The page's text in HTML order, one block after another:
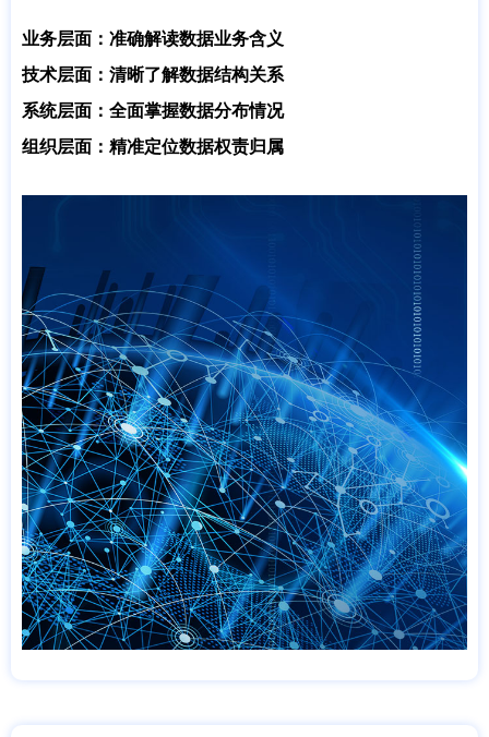
业务层面：准确解读数据业务含义
技术层面：清晰了解数据结构关系
系统层面：全面掌握数据分布情况
组织层面：精准定位数据权责归属